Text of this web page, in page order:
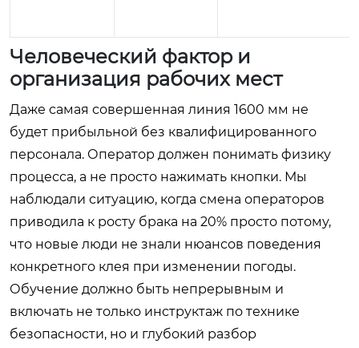
Человеческий фактор и
организация рабочих мест
Даже самая совершенная линия 1600 мм не
будет прибыльной без квалифицированного
персонала. Оператор должен понимать физику
процесса, а не просто нажимать кнопки. Мы
наблюдали ситуацию, когда смена операторов
приводила к росту брака на 20% просто потому,
что новые люди не знали нюансов поведения
конкретного клея при изменении погоды.
Обучение должно быть непрерывным и
включать не только инструктаж по технике
безопасности, но и глубокий разбор